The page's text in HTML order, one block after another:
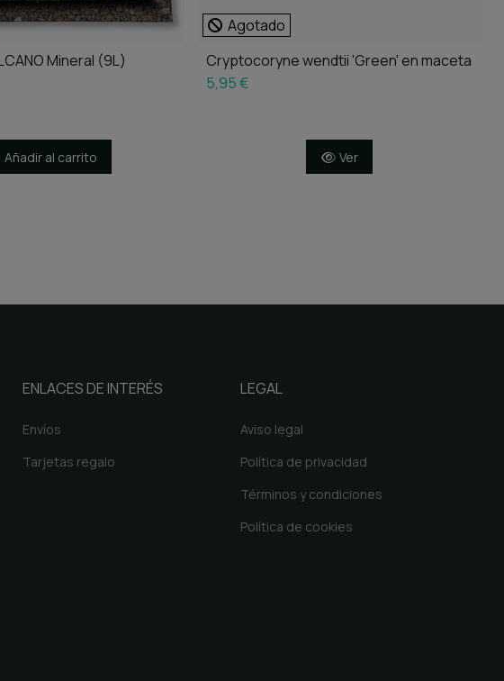
Mineral (9L)
Añadir al carrito
Agotado
Cryptocoryne wendtii 'Green' en maceta
5,95 €
Ver
ENLACES DE INTERÉS
Envíos
Tarjetas regalo
LEGAL
Aviso legal
Política de privacidad
Términos y condiciones
Política de cookies